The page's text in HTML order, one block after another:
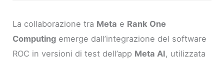
La collaborazione tra Meta e Rank One
Computing emerge dall’integrazione del software
ROC in versioni di test dell’app Meta AI, utilizzata